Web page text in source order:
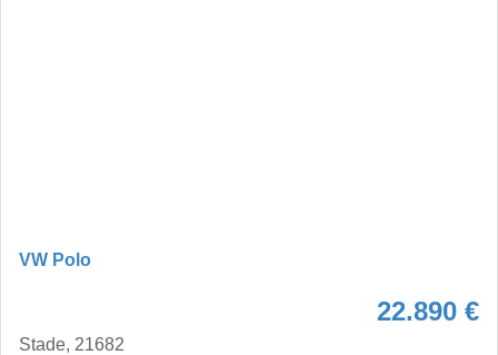
VW Polo
22.890 €
Stade, 21682